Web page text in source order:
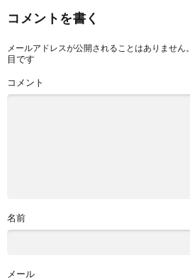
コメントを書く
メールアドレスが公開されることはありません。
目です
コメント
名前
メール